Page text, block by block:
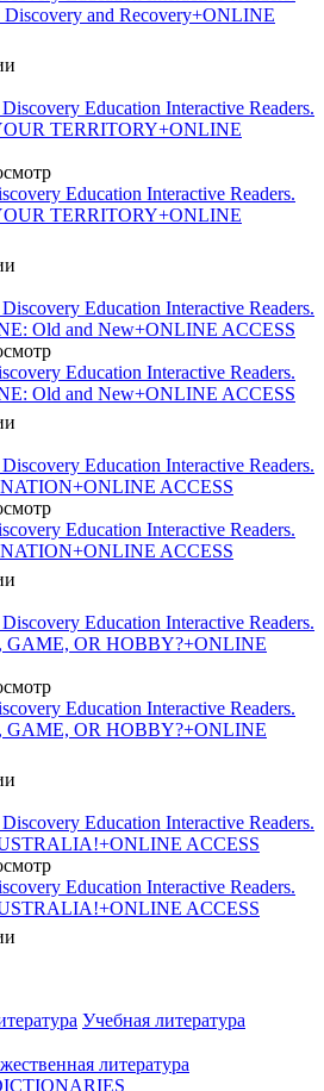
and Recovery+ONLINE
Education Interactive Readers.
TERRITORY+ONLINE
Education Interactive Readers.
Old and New+ONLINE ACCESS
Education Interactive Readers.
ACCESS
Education Interactive Readers.
GAME, OR HOBBY?+ONLINE
Education Interactive Readers.
ACCESS
Учебная литература
литература